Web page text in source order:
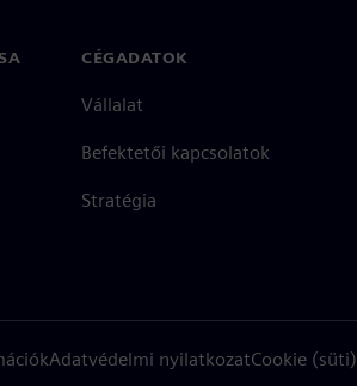
CÉGADATOK
Vállalat
Befektetői kapcsolatok
Stratégia
Adatvédelmi nyilatkozatCookie